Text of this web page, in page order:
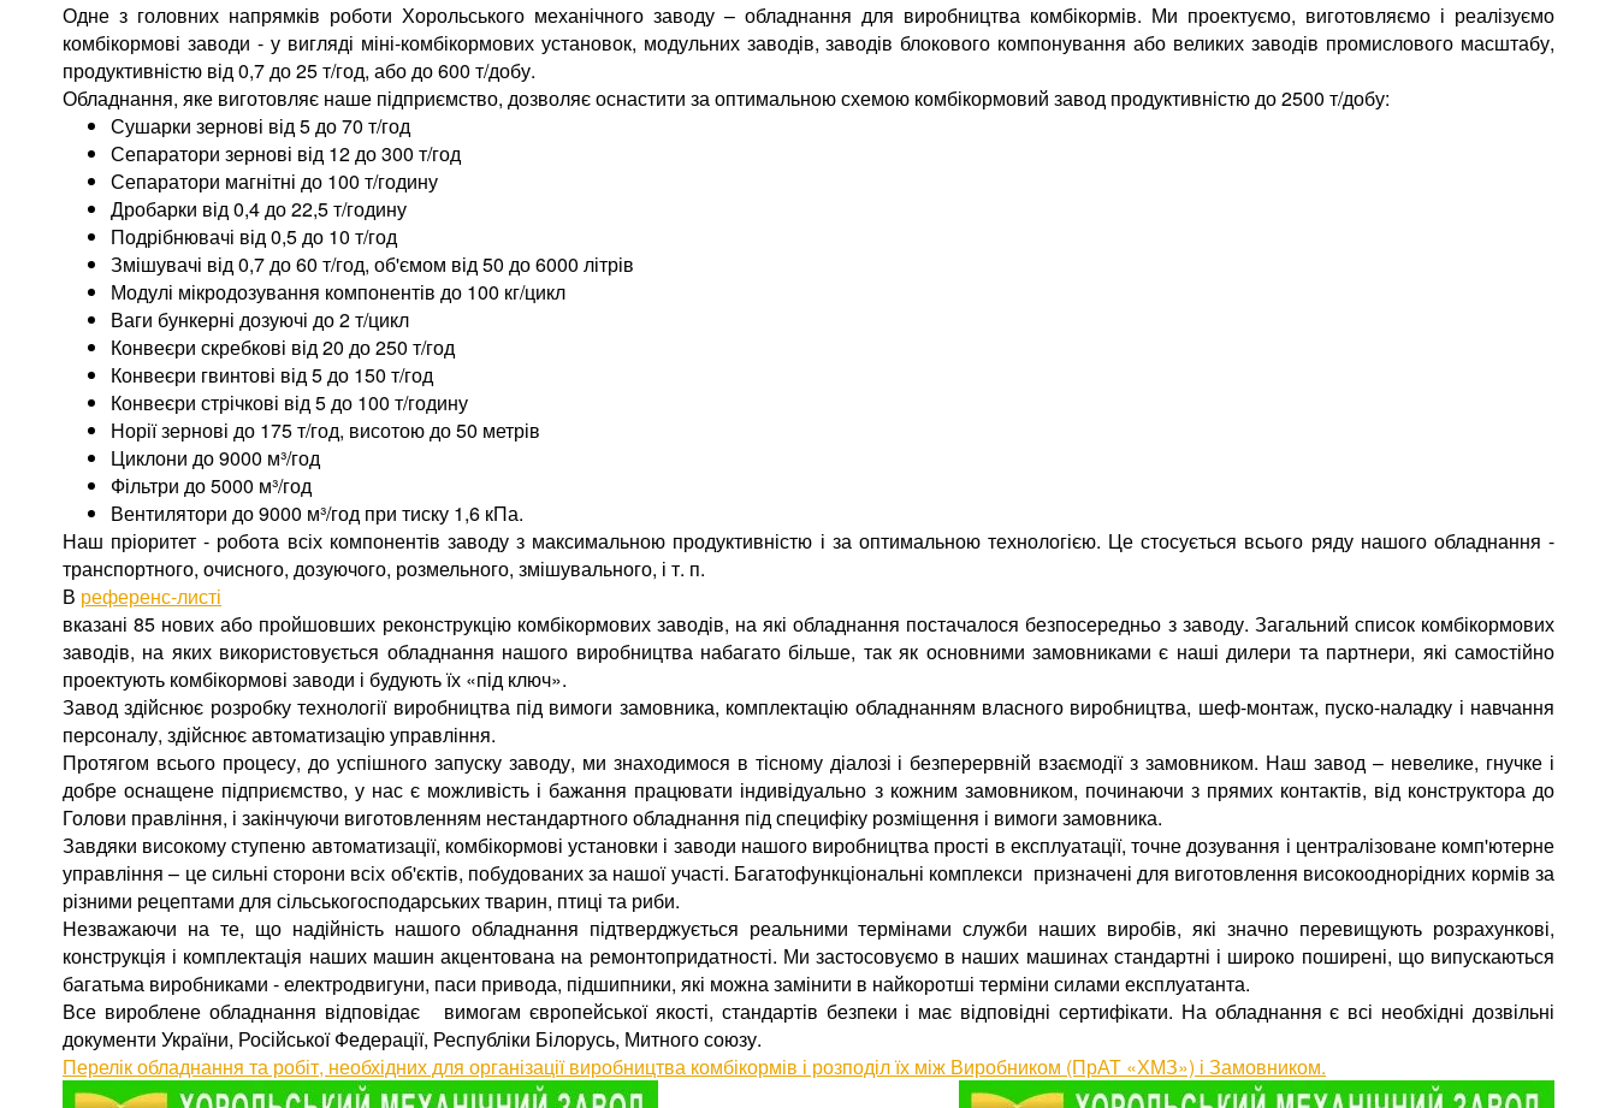
Одне з головних напрямків роботи Хорольського механічного заводу – обладнання для виробництва комбікормів. Ми проектуємо, виготовляємо і реалізуємо
комбікормові заводи - у вигляді міні-комбікормових установок, модульних заводів, заводів блокового компонування або великих заводів промислового масштабу,
продуктивністю від 0,7 до 25 т/год, або до 600 т/добу.
Обладнання, яке виготовляє наше підприємство, дозволяє оснастити за оптимальною схемою комбікормовий завод продуктивністю до 2500 т/добу:
Сушарки зернові від 5 до 70 т/год
Сепаратори зернові від 12 до 300 т/год
Сепаратори магнітні до 100 т/годину
Дробарки від 0,4 до 22,5 т/годину
Подрібнювачі від 0,5 до 10 т/год
Змішувачі від 0,7 до 60 т/год, об'ємом від 50 до 6000 літрів
Модулі мікродозування компонентів до 100 кг/цикл
Ваги бункерні дозуючі до 2 т/цикл
Конвеєри скребкові від 20 до 250 т/год
Конвеєри гвинтові від 5 до 150 т/год
Конвеєри стрічкові від 5 до 100 т/годину
Норії зернові до 175 т/год, висотою до 50 метрів
Циклони до 9000 м³/год
Фільтри до 5000 м³/год
Вентилятори до 9000 м³/год при тиску 1,6 кПа.
Наш пріоритет - робота всіх компонентів заводу з максимальною продуктивністю і за оптимальною технологією. Це стосується всього ряду нашого обладнання -
транспортного, очисного, дозуючого, розмельного, змішувального, і т. п.
В референс-листі
вказані 85 нових або пройшовших реконструкцію комбікормових заводів, на які обладнання постачалося безпосередньо з заводу. Загальний список комбікормових
заводів, на яких використовується обладнання нашого виробництва набагато більше, так як основними замовниками є наші дилери та партнери, які самостійно
проектують комбікормові заводи і будують їх «під ключ».
Завод здійснює розробку технології виробництва під вимоги замовника, комплектацію обладнанням власного виробництва, шеф-монтаж, пуско-наладку і навчання
персоналу, здійснює автоматизацію управління.
Протягом всього процесу, до успішного запуску заводу, ми знаходимося в тісному діалозі і безперервній взаємодії з замовником. Наш завод – невелике, гнучке і
добре оснащене підприємство, у нас є можливість і бажання працювати індивідуально з кожним замовником, починаючи з прямих контактів, від конструктора до
Голови правління, і закінчуючи виготовленням нестандартного обладнання під специфіку розміщення і вимоги замовника.
Завдяки високому ступеню автоматизації, комбікормові установки і заводи нашого виробництва прості в експлуатації, точне дозування і централізоване комп'ютерне
управління – це сильні сторони всіх об'єктів, побудованих за нашої участі. Багатофункціональні комплекси призначені для виготовлення високооднорідних кормів за
різними рецептами для сільськогосподарських тварин, птиці та риби.
Незважаючи на те, що надійність нашого обладнання підтверджується реальними термінами служби наших виробів, які значно перевищують розрахункові,
конструкція і комплектація наших машин акцентована на ремонтопридатності. Ми застосовуємо в наших машинах стандартні і широко поширені, що випускаються
багатьма виробниками - електродвигуни, паси привода, підшипники, які можна замінити в найкоротші терміни силами експлуатанта.
Все вироблене обладнання відповідає вимогам європейської якості, стандартів безпеки і має відповідні сертифікати. На обладнання є всі необхідні дозвільні
документи України, Російської Федерації, Республіки Білорусь, Митного союзу.
Перелік обладнання та робіт, необхідних для організації виробництва комбікормів і розподіл їх між Виробником (ПрАТ «ХМЗ») і Замовником.